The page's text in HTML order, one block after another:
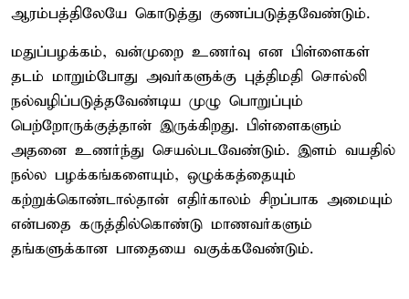
ஆரம்பத்திலேயே கொடுத்து குணப்படுத்தவேண்டும்.
மதுப்பழக்கம், வன்முறை உணர்வு என பிள்ளைகள்
தடம் மாறும்போது அவர்களுக்கு புத்திமதி சொல்லி
நல்வழிப்படுத்தவேண்டிய முழு பொறுப்பும்
பெற்றோருக்குத்தான் இருக்கிறது. பிள்ளைகளும்
அதனை உணர்ந்து செயல்படவேண்டும். இளம் வயதில்
நல்ல பழக்கங்களையும், ஒழுக்கத்தையும்
கற்றுக்கொண்டால்தான் எதிர்காலம் சிறப்பாக அமையும்
என்பதை கருத்தில்கொண்டு மாணவர்களும்
தங்களுக்கான பாதையை வகுக்கவேண்டும்.